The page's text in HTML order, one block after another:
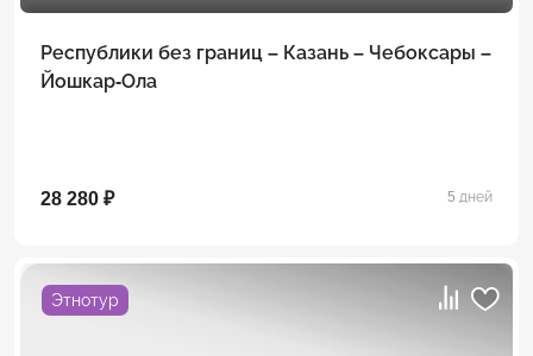
Республики без границ – Казань – Чебоксары –
Йошкар-Ола
28 280 ₽ 5 дней
Этнотур